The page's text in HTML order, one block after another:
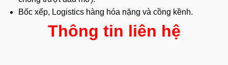
Bốc xếp, Logistics hàng hóa nặng và cồng kềnh.
Thông tin liên hệ